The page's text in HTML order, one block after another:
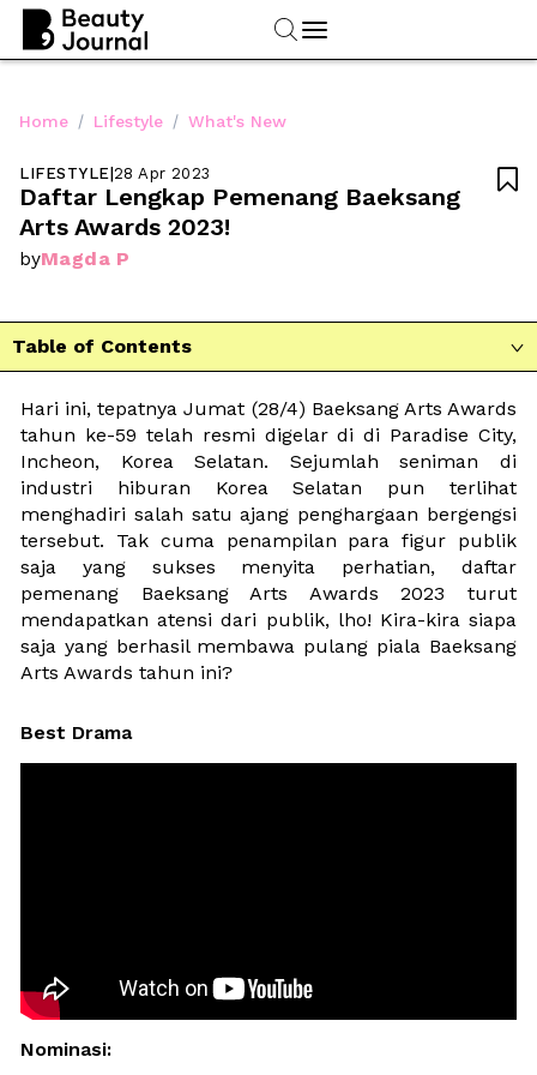
Home / Lifestyle / What's New
LIFESTYLE|28 Apr 2023
Daftar Lengkap Pemenang Baeksang
Arts Awards 2023!
byMagda P

Table of Contents 
Hari ini, tepatnya Jumat (28/4) Baeksang Arts Awards
tahun ke-59 telah resmi digelar di di Paradise City,
Incheon, Korea Selatan. Sejumlah seniman di
industri hiburan Korea Selatan pun terlihat
menghadiri salah satu ajang penghargaan bergengsi
tersebut. Tak cuma penampilan para figur publik
saja yang sukses menyita perhatian, daftar
pemenang Baeksang Arts Awards 2023 turut
mendapatkan atensi dari publik, lho! Kira-kira siapa
saja yang berhasil membawa pulang piala Baeksang
Arts Awards tahun ini?
Best Drama
Nominasi: